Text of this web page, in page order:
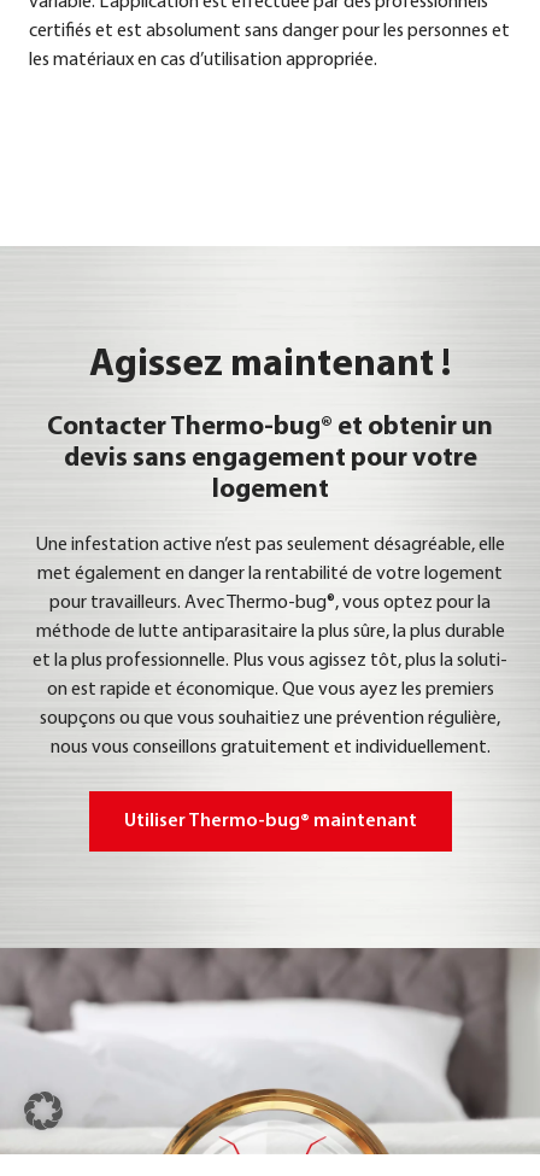
cer­ti­fiés et est abso­lu­ment sans dan­ger pour les per­son­nes et
les maté­riaux en cas d’utilisation appro­priée.
Agissez maintenant !
Contacter Thermo-bug® et obtenir un
devis sans engagement pour votre
logement
Une infe­sta­ti­on acti­ve n’est pas seu­le­ment dés­ag­réa­ble, elle
met éga­le­ment en dan­ger la ren­ta­bi­li­té de vot­re loge­ment
pour tra­vail­leurs. Avec Ther­mo-bug®, vous optez pour la
métho­de de lut­te anti­pa­ra­si­taire la plus sûre, la plus dura­ble
et la plus pro­fes­si­on­nel­le. Plus vous agis­sez tôt, plus la solu­ti­
on est rapi­de et éco­no­mi­que. Que vous ayez les pre­miers
soup­çons ou que vous sou­hai­tiez une pré­ven­ti­on régu­liè­re,
nous vous con­seil­lons gra­tui­te­ment et indi­vi­du­el­le­ment.
Uti­li­ser Ther­mo-bug® main­ten­ant